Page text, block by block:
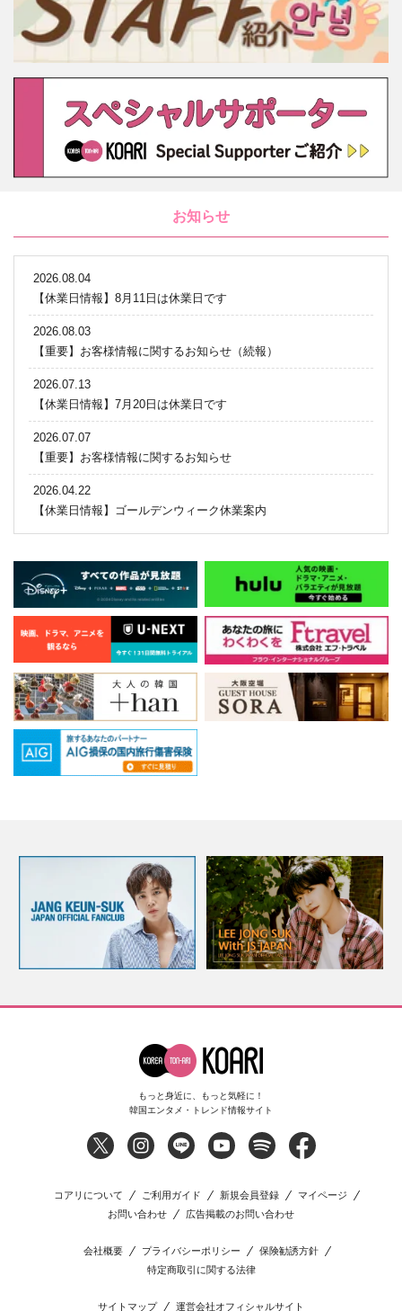
お知らせ
2026.08.04
【休業日情報】8月11日は休業日です
2026.08.03
【重要】お客様情報に関するお知らせ（続報）
2026.07.13
【休業日情報】7月20日は休業日です
2026.07.07
【重要】お客様情報に関するお知らせ
2026.04.22
【休業日情報】ゴールデンウィーク休業案内
もっと身近に、もっと気軽に！
韓国エンタメ・トレンド情報サイト
コアリについて ご利用ガイド 新規会員登録
マイページ
お問い合わせ
広告掲載のお問い合わせ
会社概要 プライバシーポリシー
保険勧誘方針
特定商取引に関する法律
サイトマップ 運営会社オフィシャルサイト